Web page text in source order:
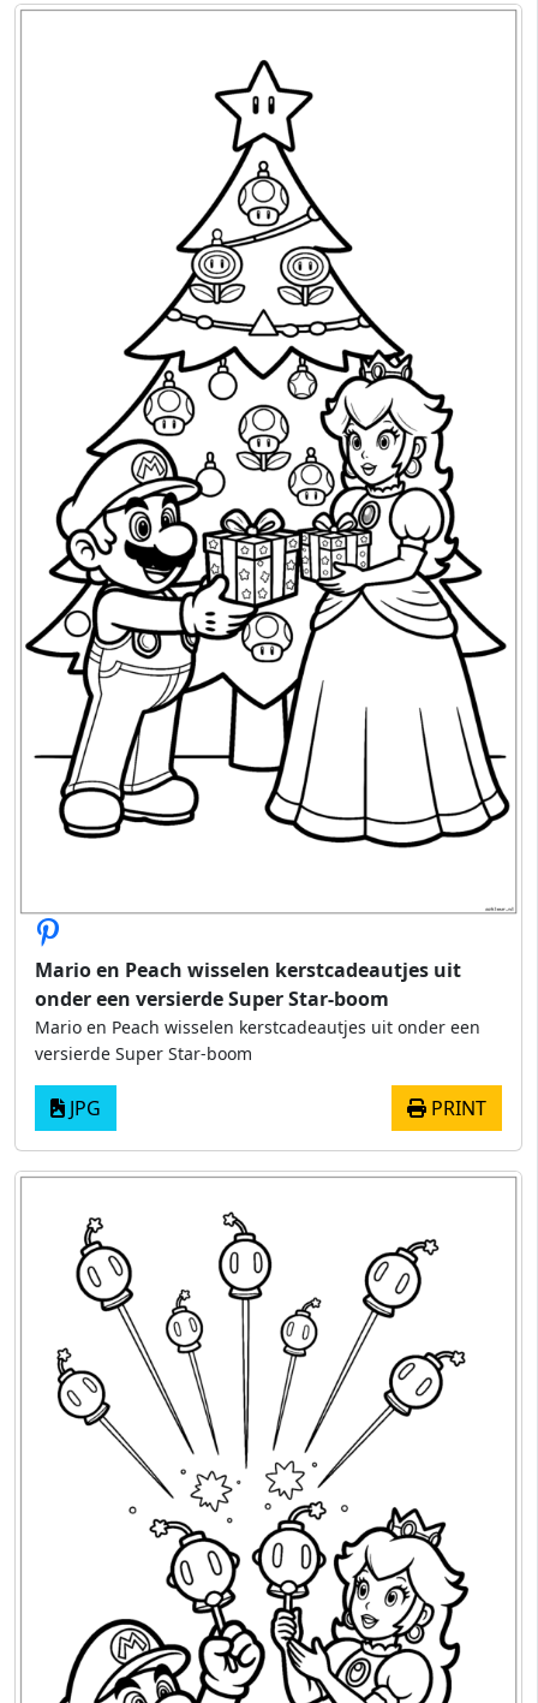
Mario en Peach wisselen kerstcadeautjes uit
onder een versierde Super Star-boom
Mario en Peach wisselen kerstcadeautjes uit onder een
versierde Super Star-boom
JPG PRINT